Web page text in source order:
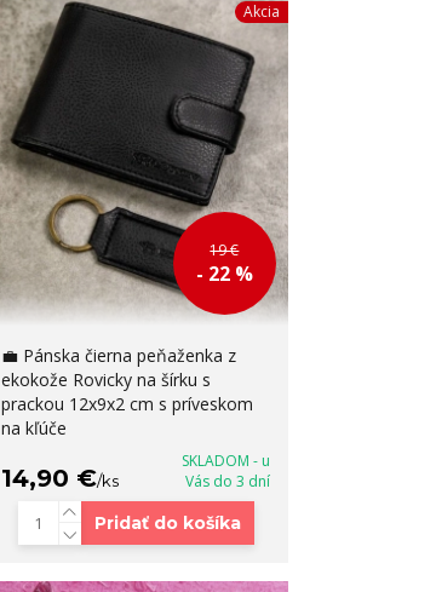
Akcia
19 €
- 22 %
💼 Pánska čierna peňaženka z
ekokože Rovicky na šírku s
prackou 12x9x2 cm s príveskom
na kľúče
14,90 €/ks
SKLADOM - u
Vás do 3 dní
Pridať do košíka